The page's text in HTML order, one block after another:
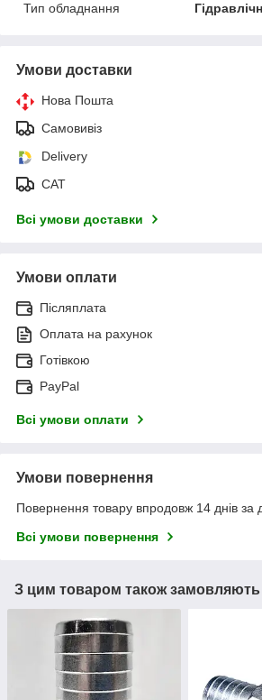
Тип обладнання
Умови доставки
Нова Пошта
Самовивіз
Delivery
САТ
Всі умови доставки
Умови оплати
Післяплата
Оплата на рахунок
Готівкою
PayPal
Всі умови оплати
Умови повернення
Повернення товару впродовж 14 днів за
Всі умови повернення
З цим товаром також замовляють